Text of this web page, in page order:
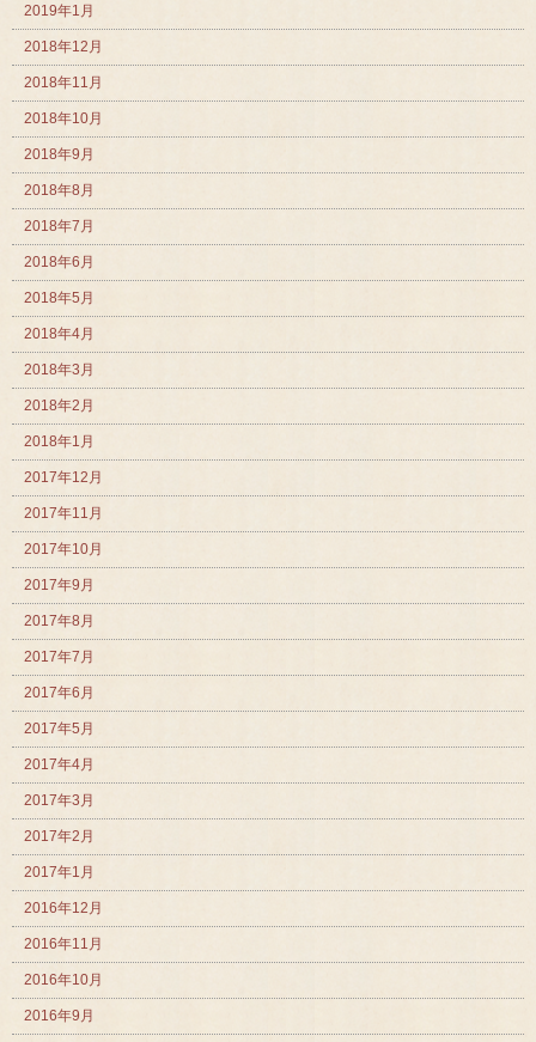
2019年1月
2018年12月
2018年11月
2018年10月
2018年9月
2018年8月
2018年7月
2018年6月
2018年5月
2018年4月
2018年3月
2018年2月
2018年1月
2017年12月
2017年11月
2017年10月
2017年9月
2017年8月
2017年7月
2017年6月
2017年5月
2017年4月
2017年3月
2017年2月
2017年1月
2016年12月
2016年11月
2016年10月
2016年9月